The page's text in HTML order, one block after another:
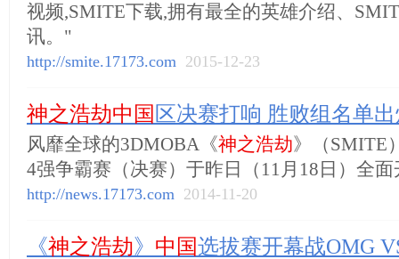
视频,SMITE下载,拥有最全的英雄介绍、
讯。"
http://smite.17173.com 2015-12-23
神之浩劫中国 区决赛打响 胜败组名单
风靡全球的3DMOBA《神之浩劫》（SMITE
4强争霸赛（决赛）于昨日（11月18日）全面
http://news.17173.com 2014-11-20
《神之浩劫》 中国选拔赛开幕战OMG